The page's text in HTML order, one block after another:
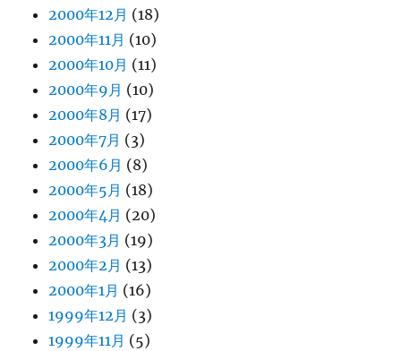
2000年12月 (18)
2000年11月 (10)
2000年10月 (11)
2000年9月 (10)
2000年8月 (17)
2000年7月 (3)
2000年6月 (8)
2000年5月 (18)
2000年4月 (20)
2000年3月 (19)
2000年2月 (13)
2000年1月 (16)
1999年12月 (3)
1999年11月 (5)